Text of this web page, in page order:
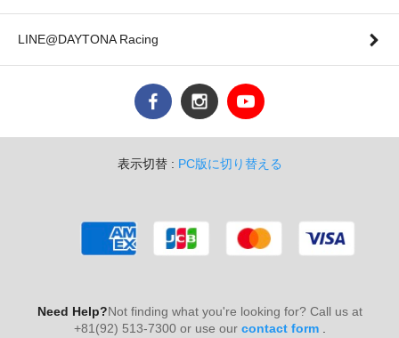
LINE@DAYTONA Racing
表示切替 : PC版に切り替える
Need Help?Not finding what you're looking for? Call us at
+81(92) 513-7300 or use our contact form.